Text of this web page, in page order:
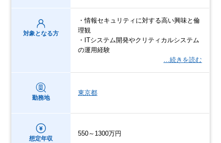
対象となる方
・情報セキュリティに対する高い興味と倫
理観
・ITシステム開発やクリティカルシステム
の運用経験
…続きを読む
勤務地
東京都
想定年収
550～1300万円